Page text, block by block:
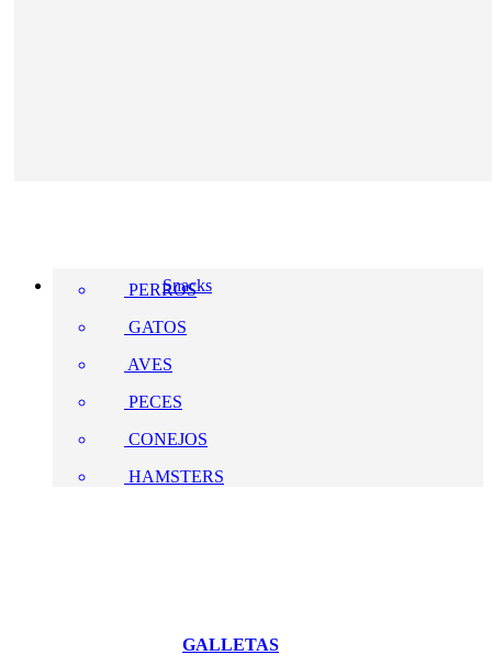
Snacks
PERROS
GATOS
AVES
PECES
CONEJOS
HAMSTERS
GALLETAS